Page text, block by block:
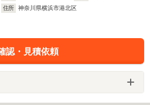
住所
神奈川県横浜市港北区
認・見積依頼